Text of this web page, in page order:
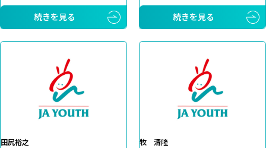
続きを見る
続きを見る
田尻裕之
牧 清隆